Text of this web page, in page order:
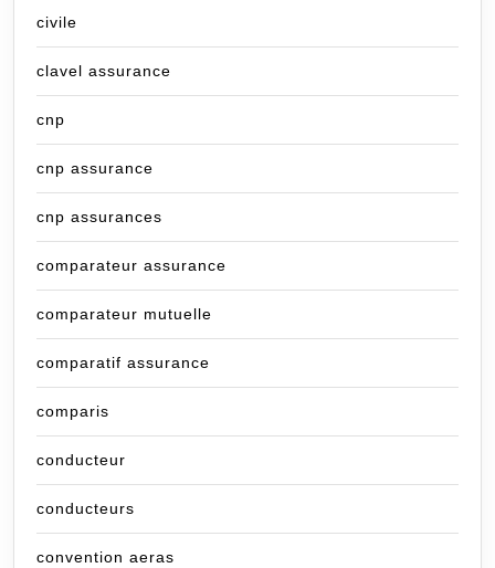
civile
clavel assurance
cnp
cnp assurance
cnp assurances
comparateur assurance
comparateur mutuelle
comparatif assurance
comparis
conducteur
conducteurs
convention aeras